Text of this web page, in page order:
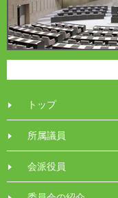
トップ
所属議員
会派役員